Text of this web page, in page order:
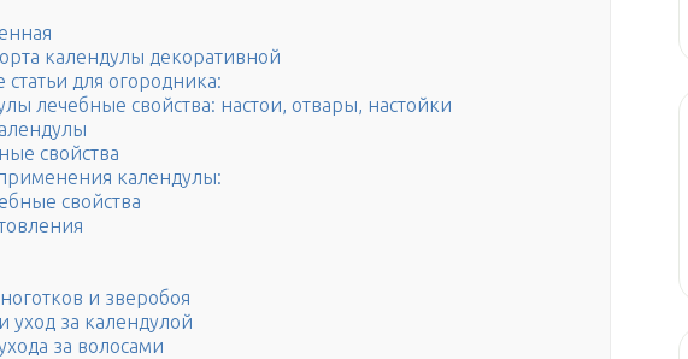
календулы декоративной
для огородника:
лечебные свойства: настои, отвары, настойки
свойства
календулы:
свойства
и зверобоя
за календулой
за волосами